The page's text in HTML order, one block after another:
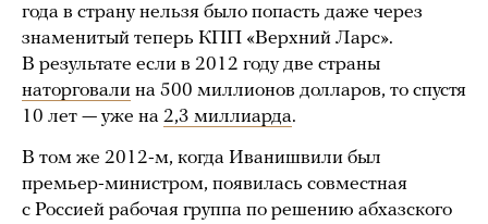
года в страну нельзя было попасть даже через
знаменитый теперь КПП «Верхний Ларс».
В результате если в 2012 году две страны
наторговали на 500 миллионов долларов, то спустя
10 лет — уже на 2,3 миллиарда.
В том же 2012-м, когда Иванишвили был
премьер-министром, появилась совместная
с Россией рабочая группа по решению абхазского